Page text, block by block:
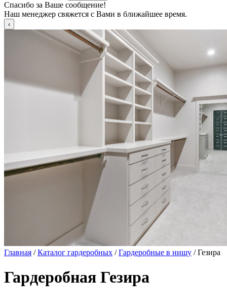
Спасибо за Ваше сообщение!
Наш менеджер свяжется с Вами в ближайшее время.
Главная /Каталог гардеробных /Гардеробные в нишу / Гезира
Гардеробная Гезира